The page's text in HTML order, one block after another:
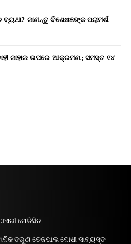
ଜାଣନ୍ତୁ ବିଶେଷଜ୍ଞଙ୍କ ପରାମର୍ଶ
ଜାହାଜ ଉପରେ ଆକ୍ରମଣ; ସମସ୍ତ ୧୪
ମେଡିସିନ
ତରୁଣ ତେଜପାଲ ଦୋଷୀ ସାବ୍ୟସ୍ତ